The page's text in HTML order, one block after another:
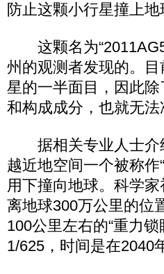
防止这颗小行星撞上
这颗名为
州的观测者发现的。
星的一半面目，因此
和构成成分，也就无
据相关专业人士介
越近地空间一个被称
用下撞向地球。科学
离地球300万公里的位
100公里左右的“重力
1/625，时间是在2040